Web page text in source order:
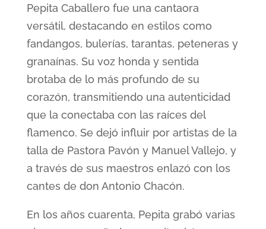
Pepita Caballero fue una cantaora
versátil, destacando en estilos como
fandangos, bulerías, tarantas, peteneras y
granaínas. Su voz honda y sentida
brotaba de lo más profundo de su
corazón, transmitiendo una autenticidad
que la conectaba con las raíces del
flamenco. Se dejó influir por artistas de la
talla de Pastora Pavón y Manuel Vallejo, y
a través de sus maestros enlazó con los
cantes de don Antonio Chacón.
En los años cuarenta, Pepita grabó varias